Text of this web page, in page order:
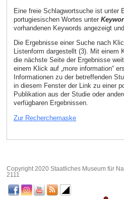
Eine freie Schlagwortsuche ist unter
portugiesischen Wortes unter
vorhandenen Keywords angezeigt
Die Ergebnisse einer Suche nach
Listenform dargestellt (3). Mit einem
die nächste Seite der Ergebnisse
einem Klick auf „more information“
Informationen zu der betreffenden
in diesem Fenster der Link zu einer
Publikation aus der Studie oder
verfügbaren Ergebnissen.
Zur Recherchemaske
Copyright 2020 Staatliches Museum für
2111